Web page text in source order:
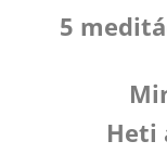
5
Heti